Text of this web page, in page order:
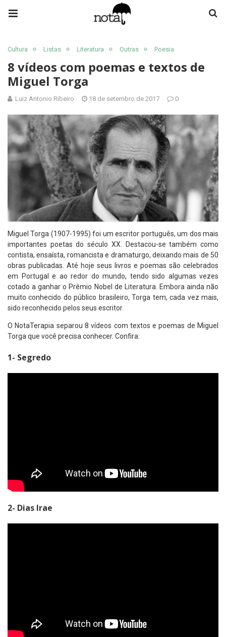
Cultura Listas Literatura Outras Poesia
8 vídeos com poemas e textos de
Miguel Torga
Luiz Antonio Ribeiro 18 de setembro de 2017 0
Miguel Torga (1907-1995) foi um escritor português, um dos mais
importantes poetas do século XX. Destacou-se também como
contista, ensaísta, romancista e dramaturgo, deixando mais de 50
obras publicadas. Até hoje seus livros e poemas são celebrados
em Portugal e ao redor do mundo, tendo sido algumas vezes
cotado a ganhar o Prêmio Nobel de Literatura. Embora ainda não
muito conhecido do público brasileiro, Torga tem, cada vez mais,
sido reconhecido pelos seus escritor.
O NotaTerapia separou 8 vídeos com textos e poemas de Miguel
Torga que você precisa conhecer. Confira:
1- Segredo
2- Dias Irae